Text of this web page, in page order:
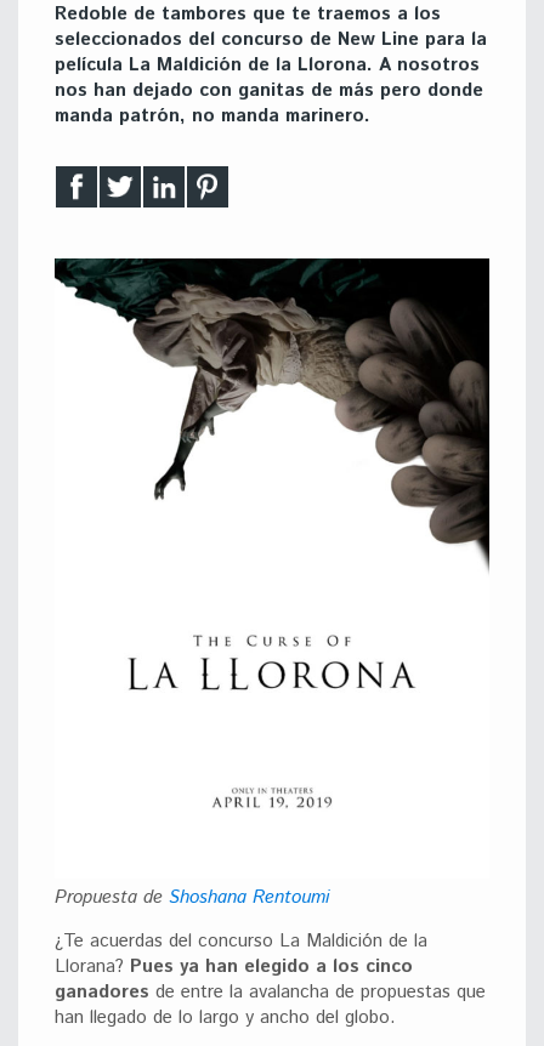
Redoble de tambores que te traemos a los
seleccionados del concurso de New Line para la
película La Maldición de la Llorona. A nosotros
nos han dejado con ganitas de más pero donde
manda patrón, no manda marinero.
Propuesta de Shoshana Rentoumi
¿Te acuerdas del concurso La Maldición de la
Llorana? Pues ya han elegido a los cinco
ganadores de entre la avalancha de propuestas que
han llegado de lo largo y ancho del globo.